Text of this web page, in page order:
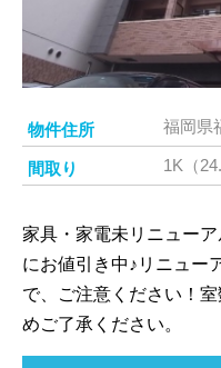
物件住所 福岡県
間取り 1K（
家具・家電未リニュー
にお値引き中♪リニュー
で、ご注意ください！
めご了承ください。